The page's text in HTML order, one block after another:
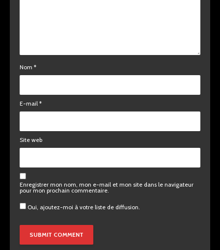
Nom *
E-mail *
Site web
Enregistrer mon nom, mon e-mail et mon site dans le navigateur
pour mon prochain commentaire.
Oui, ajoutez-moi à votre liste de diffusion.